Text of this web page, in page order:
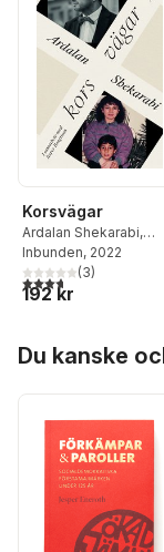
Korsvägar
Ardalan Shekarabi,
Jesper Bengtsson
Inbunden, 2022
3,7utav 5 stjärnor.
(3)
192 kr
Du kanske